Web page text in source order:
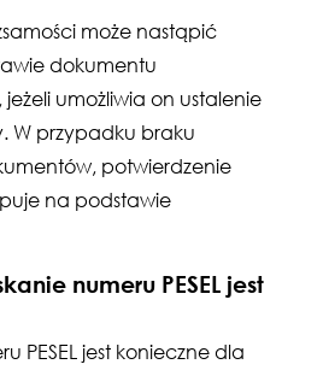
może nastąpić
dokumentu
umożliwia on ustalenie
W przypadku braku
potwierdzenie
na podstawie
numeru PESEL jest
PESEL jest konieczne dla